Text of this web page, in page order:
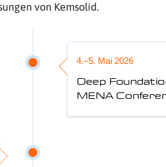
von Kemsolid.
4.–5. Mai 2026
Deep
MENA